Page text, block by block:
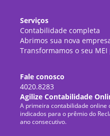
Serviços
Contabilidade completa
Abrimos sua nova
Transformamos o seu MEI
Fale conosco
4020.8283
Agilize Contabilidade
A primeira contabilidade online
indicados para o prêmio do
ano consecutivo.